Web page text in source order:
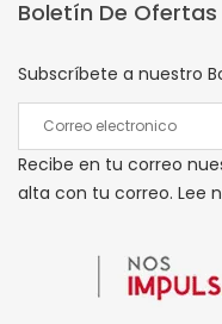
Boletín De Ofertas
Subscríbete a nuestro
Recibe en tu correo
alta con tu correo. Lee